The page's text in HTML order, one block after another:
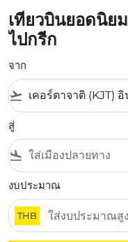
เที่ยวบินยอดนิย
ไปกรีก
จาก
flight_takeoff
สู่
flight_land
งบประมาณ
THB